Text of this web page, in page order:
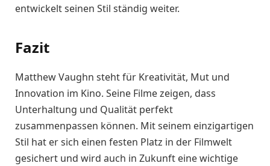
entwickelt seinen Stil ständig weiter.
Fazit
Matthew Vaughn steht für Kreativität, Mut und
Innovation im Kino. Seine Filme zeigen, dass
Unterhaltung und Qualität perfekt
zusammenpassen können. Mit seinem einzigartigen
Stil hat er sich einen festen Platz in der Filmwelt
gesichert und wird auch in Zukunft eine wichtige